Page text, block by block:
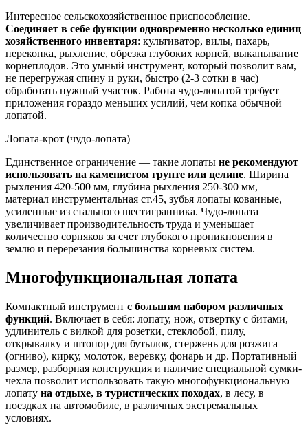
Интересное сельскохозяйственное приспособление.
Соединяет в себе функции одновременно несколько единиц
хозяйственного инвентаря: культиватор, вилы, пахарь,
перекопка, рыхление, обрезка глубоких корней, выкапывание
корнеплодов. Это умный инструмент, который позволит вам,
не перегружая спину и руки, быстро (2-3 сотки в час)
обработать нужный участок. Работа чудо-лопатой требует
приложения гораздо меньших усилий, чем копка обычной
лопатой.
Лопата-крот (чудо-лопата)
Единственное ограничение — такие лопаты не рекомендуют
использовать на каменистом грунте или целине. Ширина
рыхления 420-500 мм, глубина рыхления 250-300 мм,
материал инструментальная ст.45, зубья лопаты кованные,
усиленные из стального шестигранника. Чудо-лопата
увеличивает производительность труда и уменьшает
количество сорняков за счет глубокого проникновения в
землю и перерезания большинства корневых систем.
Многофункциональная лопата
Компактный инструмент с большим набором различных
функций. Включает в себя: лопату, нож, отвертку с битами,
удлинитель с вилкой для розетки, стеклобой, пилу,
открывалку и штопор для бутылок, стержень для розжига
(огниво), кирку, молоток, веревку, фонарь и др. Портативный
размер, разборная конструкция и наличие специальной сумки-
чехла позволит использовать такую многофункциональную
лопату на отдыхе, в туристических походах, в лесу, в
поездках на автомобиле, в различных экстремальных
условиях.